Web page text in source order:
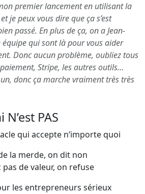
premier lancement en utilisant la
je peux vous dire que ça s’est
passé. En plus de ça, on a Jean-
qui sont là pour vous aider
Donc aucun problème, oubliez tous
Stripe, les autres outils…
donc ça marche vraiment très très
PAS
qui accepte n’importe quoi
la merde, on dit non
pas de valeur, on refuse
les entrepreneurs sérieux